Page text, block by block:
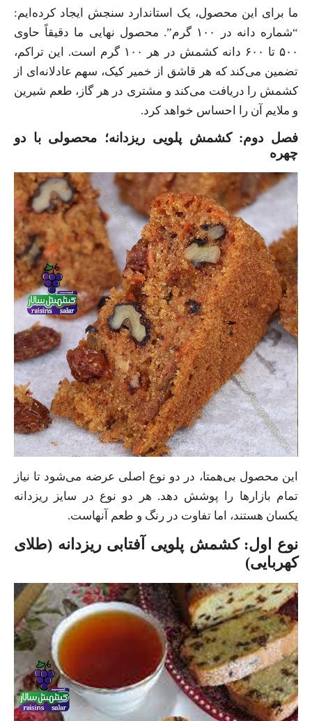
ما برای این محصول، یک استاندارد سنجش ایجاد کرده‌ایم:
“شماره دانه در ۱۰۰ گرم”. محصول نهایی ما دقیقاً حاوی
۵۰۰ تا ۶۰۰ دانه کشمش در هر ۱۰۰ گرم است. این تراکم،
تضمین می‌کند که هر قاشق از خمیر کیک، سهم عادلانه‌ای از
کشمش را دریافت می‌کند و مشتری در هر گاز، طعم شیرین
و ملایم آن را احساس خواهد کرد.
فصل دوم: کشمش پلویی ریزدانه؛ محصولی با دو
چهره
این محصول بی‌همتا، در دو نوع اصلی عرضه می‌شود تا نیاز
تمام بازارها را پوشش دهد. هر دو نوع در سایز ریزدانه
یکسان هستند، اما تفاوت در رنگ و طعم آنهاست.
نوع اول: کشمش پلویی آفتابی ریزدانه (طلای
کهربایی)